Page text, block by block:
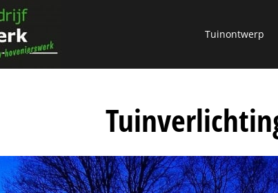
Tuinontwerp